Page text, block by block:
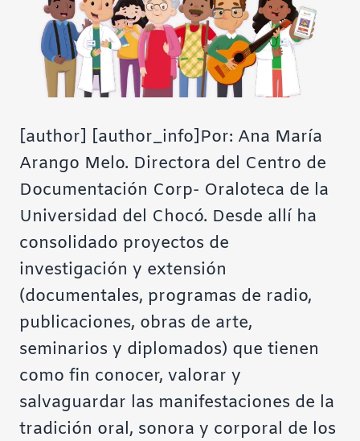
[author] [author_info]Por: Ana María
Arango Melo. Directora del Centro de
Documentación Corp- Oraloteca de la
Universidad del Chocó. Desde allí ha
consolidado proyectos de
investigación y extensión
(documentales, programas de radio,
publicaciones, obras de arte,
seminarios y diplomados) que tienen
como fin conocer, valorar y
salvaguardar las manifestaciones de la
tradición oral, sonora y corporal de los
Subrayar enlaces
Fuente legible
Restablecer